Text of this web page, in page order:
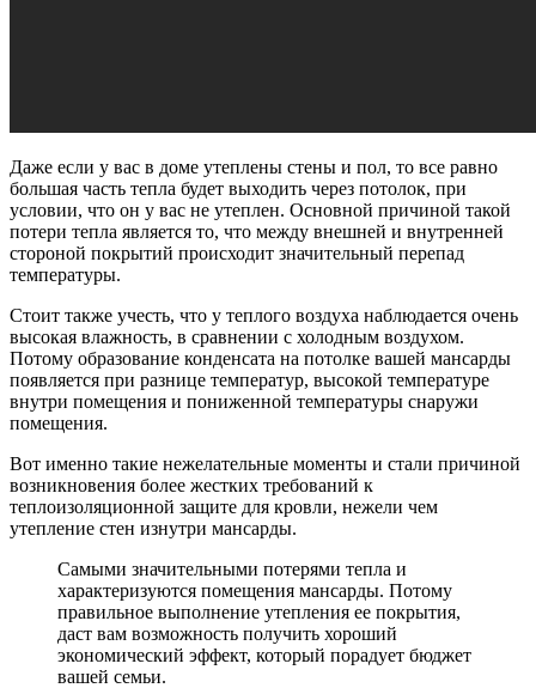
Даже если у вас в доме утеплены стены и пол, то все равно
большая часть тепла будет выходить через потолок, при
условии, что он у вас не утеплен. Основной причиной такой
потери тепла является то, что между внешней и внутренней
стороной покрытий происходит значительный перепад
температуры.
Стоит также учесть, что у теплого воздуха наблюдается очень
высокая влажность, в сравнении с холодным воздухом.
Потому образование конденсата на потолке вашей мансарды
появляется при разнице температур, высокой температуре
внутри помещения и пониженной температуры снаружи
помещения.
Вот именно такие нежелательные моменты и стали причиной
возникновения более жестких требований к
теплоизоляционной защите для кровли, нежели чем
утепление стен изнутри мансарды.
Самыми значительными потерями тепла и
характеризуются помещения мансарды. Потому
правильное выполнение утепления ее покрытия,
даст вам возможность получить хороший
экономический эффект, который порадует бюджет
вашей семьи.